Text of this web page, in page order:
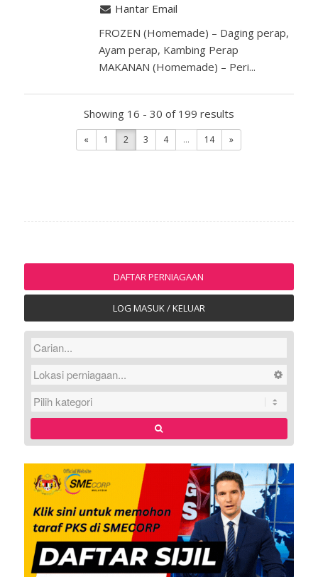
Hantar Email
FROZEN (Homemade) – Daging perap,
Ayam perap, Kambing Perap
MAKANAN (Homemade) – Peri...
Showing 16 - 30 of 199 results
« 1 2 3 4 ... 14 »
DAFTAR PERNIAGAAN
LOG MASUK / KELUAR